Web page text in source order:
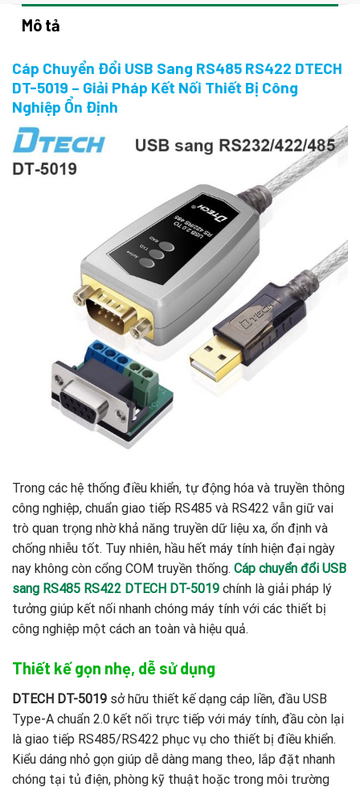
Mô tả
Cáp Chuyển Đổi USB Sang RS485 RS422 DTECH
DT-5019 – Giải Pháp Kết Nối Thiết Bị Công
Nghiệp Ổn Định
Trong các hệ thống điều khiển, tự động hóa và truyền thông
công nghiệp, chuẩn giao tiếp RS485 và RS422 vẫn giữ vai
trò quan trọng nhờ khả năng truyền dữ liệu xa, ổn định và
chống nhiễu tốt. Tuy nhiên, hầu hết máy tính hiện đại ngày
nay không còn cổng COM truyền thống. Cáp chuyển đổi USB
sang RS485 RS422 DTECH DT-5019 chính là giải pháp lý
tưởng giúp kết nối nhanh chóng máy tính với các thiết bị
công nghiệp một cách an toàn và hiệu quả.
Thiết kế gọn nhẹ, dễ sử dụng
DTECH DT-5019 sở hữu thiết kế dạng cáp liền, đầu USB
Type-A chuẩn 2.0 kết nối trực tiếp với máy tính, đầu còn lại
là giao tiếp RS485/RS422 phục vụ cho thiết bị điều khiển.
Kiểu dáng nhỏ gọn giúp dễ dàng mang theo, lắp đặt nhanh
chóng tại tủ điện, phòng kỹ thuật hoặc trong môi trường